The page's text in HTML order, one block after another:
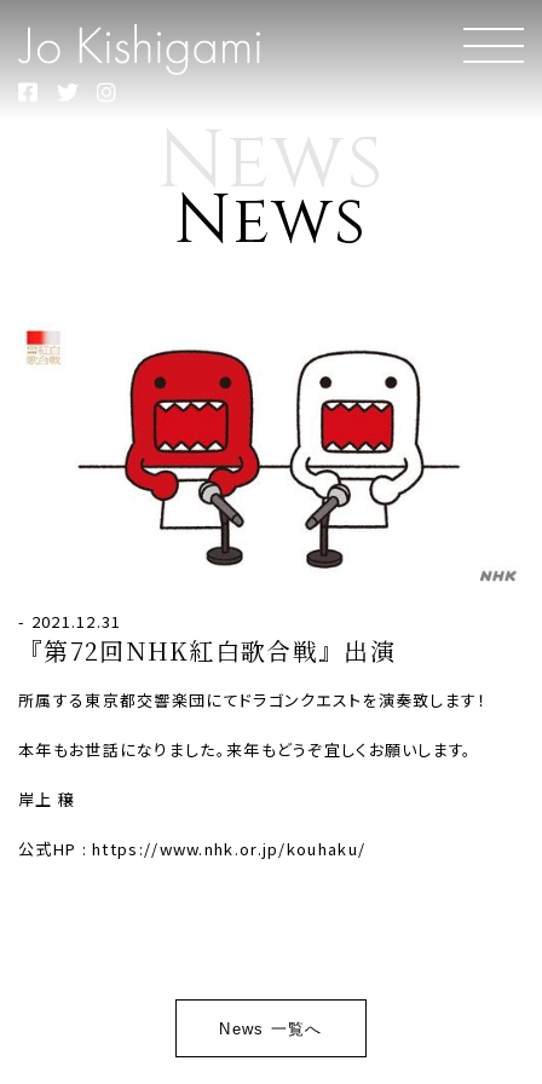
News
News
- 2021.12.31
『第72回NHK紅白歌合戦』出演
所属する東京都交響楽団にてドラゴンクエストを演奏致します！
本年もお世話になりました。来年もどうぞ宜しくお願いします。
岸上 穣
公式HP :https://www.nhk.or.jp/kouhaku/
News 一覧へ